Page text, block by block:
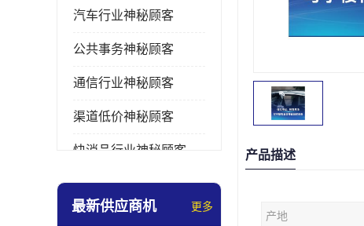
汽车行业神秘顾客
公共事务神秘顾客
通信行业神秘顾客
渠道低价神秘顾客
快消品行业神秘顾客
医疗行业神秘顾客
最新供应商机 更多
产品描述
产地